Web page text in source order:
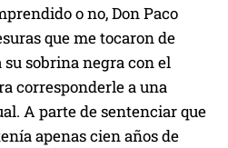
o no, Don Paco
que me tocaron de
sobrina negra con el
corresponderle a una
A parte de sentenciar que
apenas cien años de